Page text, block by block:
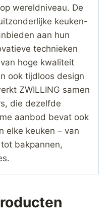
wereldniveau. De
keuken-
aan hun
technieken
hoge kwaliteit
ook tijdloos design
ZWILLING samen
die dezelfde
aanbod bevat ook
elke keuken – van
bakpannen,